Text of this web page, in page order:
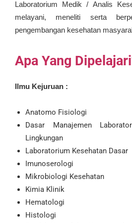
Laboratorium Medik / Analis
melayani, meneliti serta
pengembangan kesehatan
Apa Yang
Ilmu Kejuruan :
Anatomo Fisiologi
Dasar Manajemen
Lingkungan
Laboratorium Kesehatan Dasar
Imunoserologi
Mikrobiologi Kesehatan
Kimia Klinik
Hematologi
Histologi